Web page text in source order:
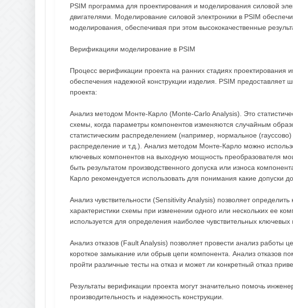
PSIM программа для проектирования и моделирования силовой
двигателями. Моделирование силовой электроники в PSIM
моделирования, обеспечивая при этом высококачественные
Верификацияи моделирование в PSIM
Процесс верификации проекта на ранних стадиях
обеспечения надежной конструкции изделия. PSIM предоставляет
проекта:
Анализ методом Монте-Карло (Monte-Carlo Analysis). Это
схемы, когда параметры компонентов изменяются случайным
статистическим распределением (например, нормальное
распределение и т.д.). Анализ методом Монте-Карло можно
ключевых компонентов на выходную мощность преобразователя
быть результатом производственного допуска или износа
Карло рекомендуется использовать для понимания какие допуски
Анализ чувствительности (Sensitivity Analysis) позволяет
характеристики схемы при изменении одного или нескольких ее
используется для определения наиболее чувствительных ключевых
Анализ отказов (Fault Analysis) позволяет провести анализ работы
короткое замыкание или обрыв цепи компонента. Анализ отказов
пройти различные тесты на отказ и может ли конкретный отказ
Результаты верификации проекта могут значительно помочь
производительность и надежность конструкции.